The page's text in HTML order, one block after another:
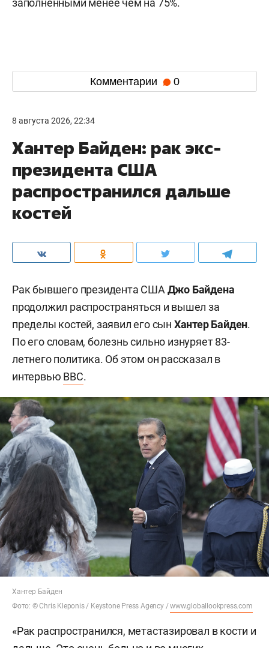
заполненными менее чем на 75%.
Комментарии 0
8 августа 2026, 22:34
Хантер Байден: рак экс-
президента США
распространился дальше
костей
Рак бывшего президента СШАДжо Байдена
продолжил распространяться и вышел за
пределы костей, заявил его сын Хантер Байден.
По его словам, болезнь сильно изнуряет 83-
летнего политика. Об этом он рассказал в
интервью BBC.
Хантер Байден
Фото: © Chris Kleponis / Keystone Press Agency /www.globallookpress.com
«Рак распространился, метастазировал в кости и